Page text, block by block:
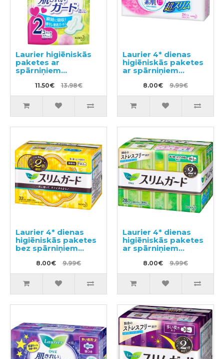
Laurier higiēniskās
paketes ar
spārniņiem
mēreniem
izdalījumiem 20,5cm
44(22x2) gab
11.50€ 13.98€
Laurier 4* dienas
higiēniskās paketes
ar spārniņiem
20,5cm 24gab
8.00€ 9.99€
Laurier 4* dienas
higiēniskās paketes
bez spārniņiem
20,5cm 32gab
8.00€ 9.99€
Laurier 4* dienas
higiēniskās paketes
ar spārniņiem
20,5cm 28gab
8.00€ 9.99€